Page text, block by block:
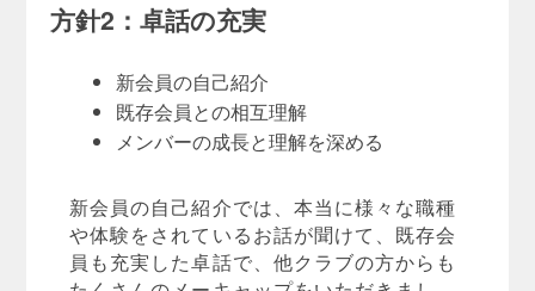
方針2：卓話の充実
新会員の自己紹介
既存会員との相互理解
メンバーの成長と理解を深める
新会員の自己紹介では、本当に様々な職種
や体験をされているお話が聞けて、既存会
員も充実した卓話で、他クラブの方からも